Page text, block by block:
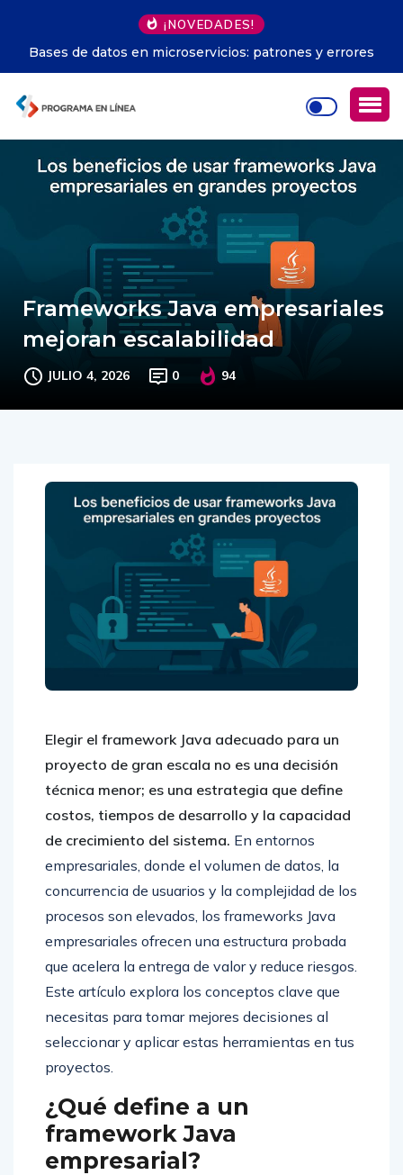
¡NOVEDADES!
Bases de datos en microservicios: patrones y errores
Frameworks Java empresariales
mejoran escalabilidad
JULIO 4, 2026 0 94
Elegir el framework Java adecuado para un
proyecto de gran escala no es una decisión
técnica menor; es una estrategia que define
costos, tiempos de desarrollo y la capacidad
de crecimiento del sistema. En entornos
empresariales, donde el volumen de datos, la
concurrencia de usuarios y la complejidad de los
procesos son elevados, los frameworks Java
empresariales ofrecen una estructura probada
que acelera la entrega de valor y reduce riesgos.
Este artículo explora los conceptos clave que
necesitas para tomar mejores decisiones al
seleccionar y aplicar estas herramientas en tus
proyectos.
¿Qué define a un
framework Java
empresarial?